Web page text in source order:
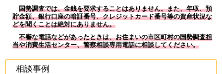
国勢調査では、金銭を要求することはありません。また、年収、預
貯金額、銀行口座の暗証番号、クレジットカード番号等の資産状況な
どを聞くことは絶対にありません。
不審な電話などがあったときは、お住まいの市区町村の国勢調査担
当や消費生活センター、警察相談専用電話に相談してください。
相談事例